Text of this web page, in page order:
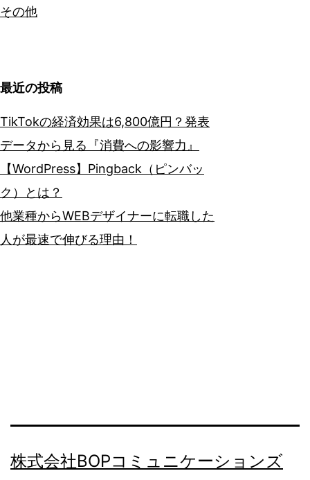
その他
最近の投稿
TikTokの経済効果は6,800億円？発表
データから見る『消費への影響力』
【WordPress】Pingback（ピンバッ
ク）とは？
他業種からWEBデザイナーに転職した
人が最速で伸びる理由！
株式会社BOPコミュニケーションズ